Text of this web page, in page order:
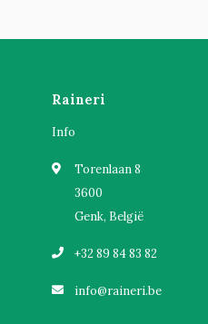
Raineri
Info
Torenlaan 8
3600
Genk, België
+32 89 84 83 82
info@raineri.be